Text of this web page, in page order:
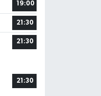
19:00
21:30
21:30
21:30